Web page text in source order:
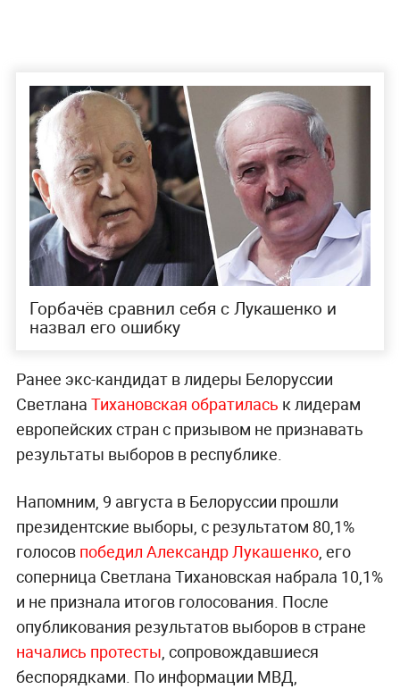
Горбачёв сравнил себя с Лукашенко и
назвал его ошибку
Ранее экс-кандидат в лидеры Белоруссии
Светлана Тихановская обратилась к лидерам
европейских стран с призывом не признавать
результаты выборов в республике.
Напомним, 9 августа в Белоруссии прошли
президентские выборы, с результатом 80,1%
голосовпобедил Александр Лукашенко, его
соперница Светлана Тихановская набрала 10,1%
и не признала итогов голосования. После
опубликования результатов выборов в стране
начались протесты, сопровождавшиеся
беспорядками. По информации МВД,